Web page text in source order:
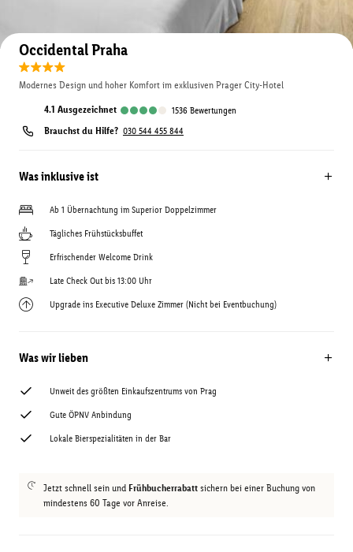
Occidental Praha
Modernes Design und hoher Komfort im exklusiven Prager City-Hotel
4.1 ausgezeichnet 1536 Bewertungen
Brauchst du Hilfe? 030 544 455 844
Was inklusive ist
Ab 1 Übernachtung im Superior Doppelzimmer
Tägliches Frühstücksbuffet
Erfrischender Welcome Drink
Late Check Out bis 13:00 Uhr
Upgrade ins Executive Deluxe Zimmer (Nicht bei Eventbuchung)
Was wir lieben
Unweit des größten Einkaufszentrums von Prag
Gute ÖPNV Anbindung
Lokale Bierspezialitäten in der Bar
Jetzt schnell sein und Frühbucherrabatt sichern bei einer Buchung von
mindestens 60 Tage vor Anreise.